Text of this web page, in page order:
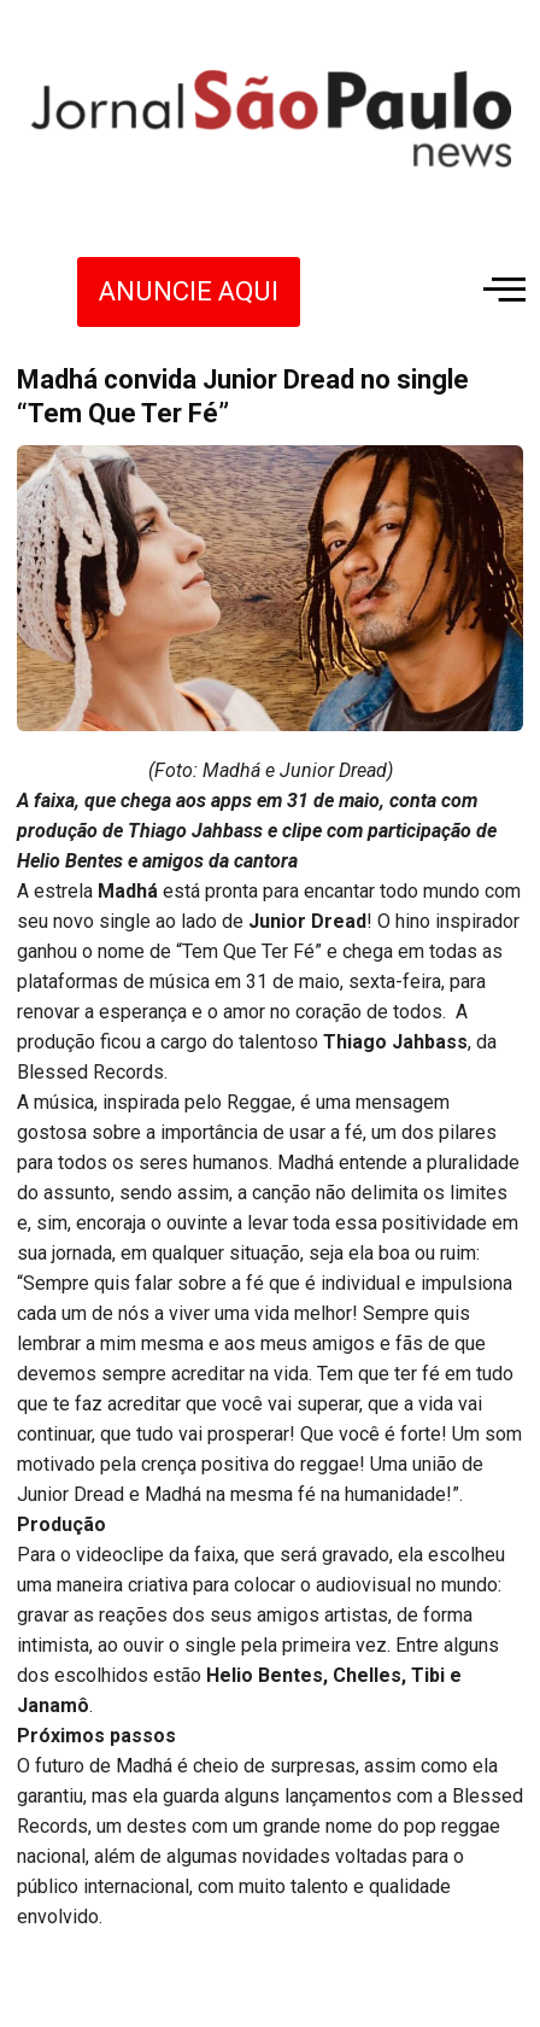
ANUNCIE AQUI
Madhá convida Junior Dread no single
“Tem Que Ter Fé”
(Foto: Madhá e Junior Dread)
A faixa, que chega aos apps em 31 de maio, conta com
produção de Thiago Jahbass e clipe com participação de
Helio Bentes e amigos da cantora
A estrela Madhá está pronta para encantar todo mundo com
seu novo single ao lado de Junior Dread! O hino inspirador
ganhou o nome de “Tem Que Ter Fé” e chega em todas as
plataformas de música em 31 de maio, sexta-feira, para
renovar a esperança e o amor no coração de todos. A
produção ficou a cargo do talentoso Thiago Jahbass, da
Blessed Records.
A música, inspirada pelo Reggae, é uma mensagem
gostosa sobre a importância de usar a fé, um dos pilares
para todos os seres humanos. Madhá entende a pluralidade
do assunto, sendo assim, a canção não delimita os limites
e, sim, encoraja o ouvinte a levar toda essa positividade em
sua jornada, em qualquer situação, seja ela boa ou ruim:
“Sempre quis falar sobre a fé que é individual e impulsiona
cada um de nós a viver uma vida melhor! Sempre quis
lembrar a mim mesma e aos meus amigos e fãs de que
devemos sempre acreditar na vida. Tem que ter fé em tudo
que te faz acreditar que você vai superar, que a vida vai
continuar, que tudo vai prosperar! Que você é forte! Um som
motivado pela crença positiva do reggae! Uma união de
Junior Dread e Madhá na mesma fé na humanidade!”.
Produção
Para o videoclipe da faixa, que será gravado, ela escolheu
uma maneira criativa para colocar o audiovisual no mundo:
gravar as reações dos seus amigos artistas, de forma
intimista, ao ouvir o single pela primeira vez. Entre alguns
dos escolhidos estão Helio Bentes, Chelles, Tibi e
Janamô.
Próximos passos
O futuro de Madhá é cheio de surpresas, assim como ela
garantiu, mas ela guarda alguns lançamentos com a Blessed
Records, um destes com um grande nome do pop reggae
nacional, além de algumas novidades voltadas para o
público internacional, com muito talento e qualidade
envolvido.